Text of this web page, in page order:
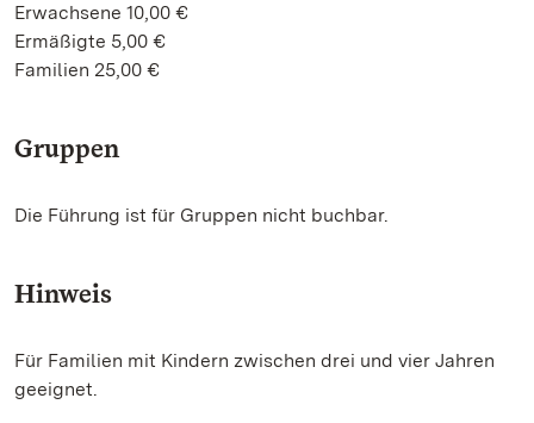
Erwachsene 10,00 €
Ermäßigte 5,00 €
Familien 25,00 €
Gruppen
Die Führung ist für Gruppen nicht buchbar.
Hinweis
Für Familien mit Kindern zwischen drei und vier Jahren
geeignet.